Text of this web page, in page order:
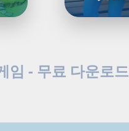
- 무료 다운로드